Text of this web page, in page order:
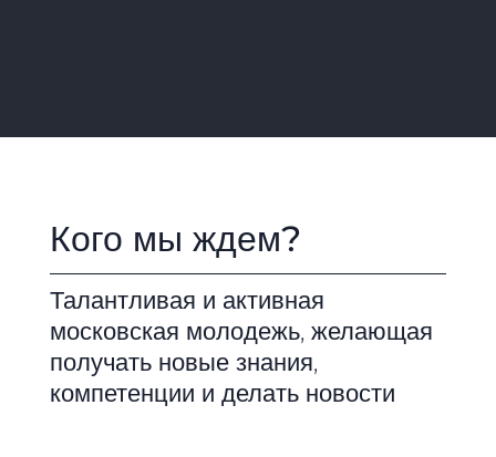
Кого мы ждем?
Талантливая и активная
московская молодежь, желающая
получать новые знания,
компетенции и делать новости